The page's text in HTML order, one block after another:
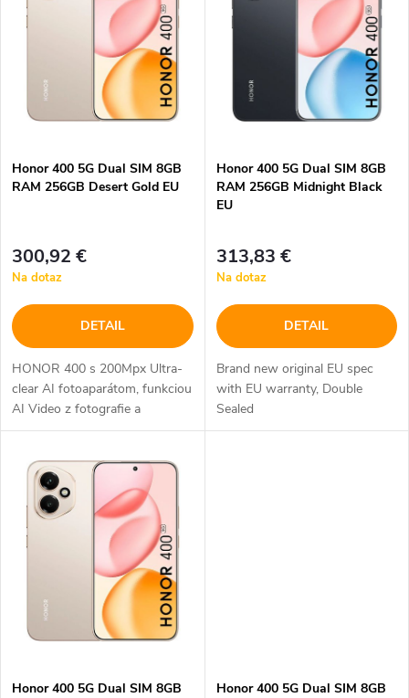
p
o
d
u
k
o
v
Abecedne
p
s
p
r
o
d
u
k
t
o
v
Honor 400 5G Dual SIM 8GB
RAM 256GB Desert Gold EU
300,92 €
Na dotaz
DETAIL
HONOR 400 s 200Mpx Ultra-
clear AI fotoaparátom, funkciou
AI Video z fotografie a
5300mAh uhlíkovo-kremíkovou
Honor 400 5G Dual SIM 8GB
RAM 256GB Midnight Black
EU
313,83 €
Na dotaz
DETAIL
Brand new original EU spec
with EU warranty, Double
Sealed
Honor 400 5G Dual SIM 8GB
Honor 400 5G Dual SIM 8GB